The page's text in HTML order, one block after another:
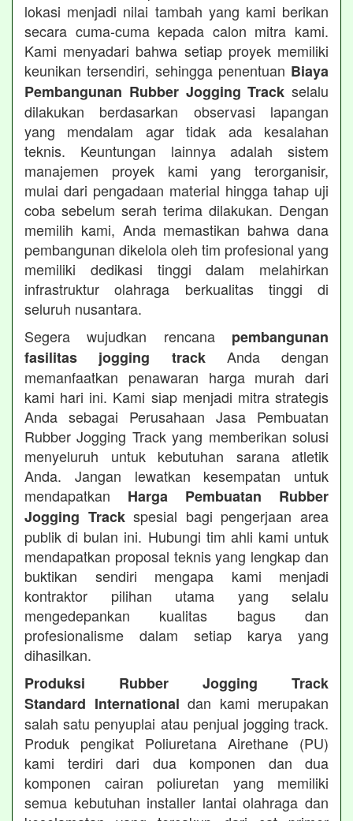
lokasi menjadi nilai tambah yang kami berikan
secara cuma-cuma kepada calon mitra kami.
Kami menyadari bahwa setiap proyek memiliki
keunikan tersendiri, sehingga penentuan Biaya
Pembangunan Rubber Jogging Track selalu
dilakukan berdasarkan observasi lapangan
yang mendalam agar tidak ada kesalahan
teknis. Keuntungan lainnya adalah sistem
manajemen proyek kami yang terorganisir,
mulai dari pengadaan material hingga tahap uji
coba sebelum serah terima dilakukan. Dengan
memilih kami, Anda memastikan bahwa dana
pembangunan dikelola oleh tim profesional yang
memiliki dedikasi tinggi dalam melahirkan
infrastruktur olahraga berkualitas tinggi di
seluruh nusantara.
Segera wujudkan rencana pembangunan
fasilitas jogging trackAnda dengan
memanfaatkan penawaran harga murah dari
kami hari ini. Kami siap menjadi mitra strategis
Anda sebagai Perusahaan Jasa Pembuatan
Rubber Jogging Track yang memberikan solusi
menyeluruh untuk kebutuhan sarana atletik
Anda. Jangan lewatkan kesempatan untuk
mendapatkan Harga Pembuatan Rubber
Jogging Trackspesial bagi pengerjaan area
publik di bulan ini. Hubungi tim ahli kami untuk
mendapatkan proposal teknis yang lengkap dan
buktikan sendiri mengapa kami menjadi
kontraktor pilihan utama yang selalu
mengedepankan kualitas bagus dan
profesionalisme dalam setiap karya yang
dihasilkan.
Produksi Rubber Jogging Track
Standard International dan kami merupakan
salah satu penyuplai atau penjual jogging track.
Produk pengikat Poliuretana Airethane (PU)
kami terdiri dari dua komponen dan dua
komponen cairan poliuretan yang memiliki
semua kebutuhan installer lantai olahraga dan